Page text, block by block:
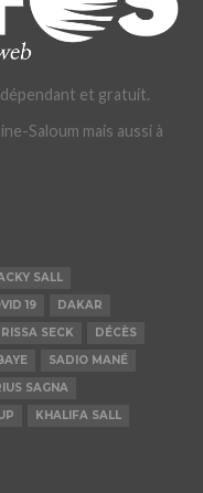
et gratuit.
Saloum mais aussi à
SALL
19
DAKAR
SECK
DÉCÈS
SADIO MANÉ
SAGNA
KHALIFA SALL